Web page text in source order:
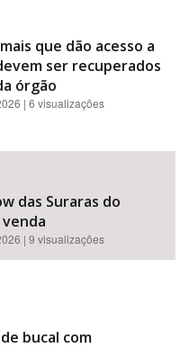
que dão acesso a
ser recuperados
órgão
| 6 visualizações
das Suraras do
| 9 visualizações
bucal com